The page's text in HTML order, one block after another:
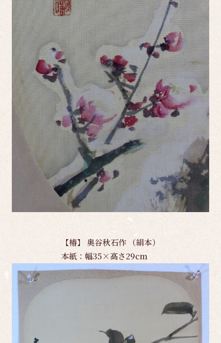
【椿】 奥谷秋石作 （絹本）
本紙：幅35×高さ29cm